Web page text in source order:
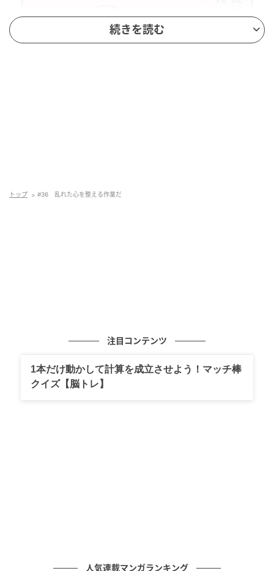
続きを読む
トップ #36 乱れた心を整える作業だ
注目コンテンツ
1本だけ動かして計算を成立させよう！マッチ棒
クイズ【脳トレ】
人気連載マンガランキング